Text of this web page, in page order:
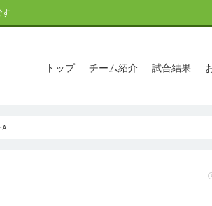
す
トップ チーム紹介 試合結果
A